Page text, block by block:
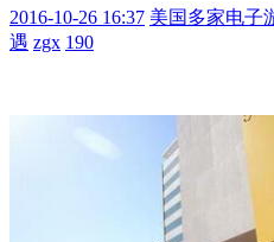
2016-10-26 16:37 美国多家电子
遇 zgx 190